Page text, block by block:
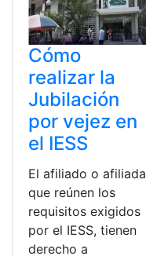
Cómo
realizar la
Jubilación
por vejez en
el IESS
El afiliado o afiliada
que reúnen los
requisitos exigidos
por el IESS, tienen
derecho a